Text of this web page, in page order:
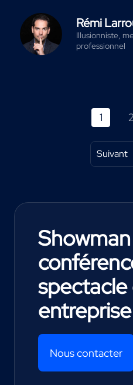
Rémi
Illusionniste,
professionnel
1 2
Suivant
spectacle
entreprise
Nous contacter